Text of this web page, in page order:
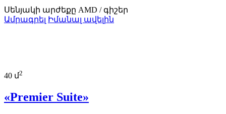
Սենյակի արժեքը AMD / գիշեր
Ամրագրել Իմանալ ավելին
40 մ2
«Premier Suite»